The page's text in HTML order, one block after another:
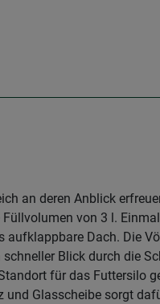
an deren Anblick
von 3 l. Einmal
Dach. Die
Blick durch die
für das Futtersilo
und Glasscheibe sorgt